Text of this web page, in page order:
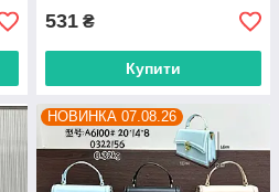
531 ₴
Купити
НОВИНКА 07.08.26